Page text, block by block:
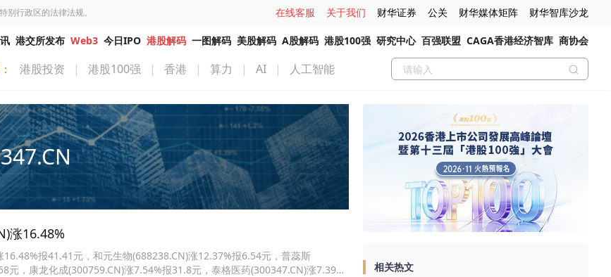
行政区的法律法规。 在线客服 关于我们 财华证券 公关 财华媒体矩阵 财华智库沙龙
港交所发布 Web3 今日IPO 港股解码 一图解码 美股解码 A股解码 港股100强 研究中心 百强联盟 CAGA香港经济智库 商协会
港股投资 | 港股100强 | 香港 | 算力 | AI | 人工智能
涨16.48%
报41.41元，和元生物(688238.CN)涨12.37%报6.54元，普蕊斯
，康龙化成(300759.CN)涨7.54%报31.8元，泰格医药(300347.CN)涨7.39%
相关热文